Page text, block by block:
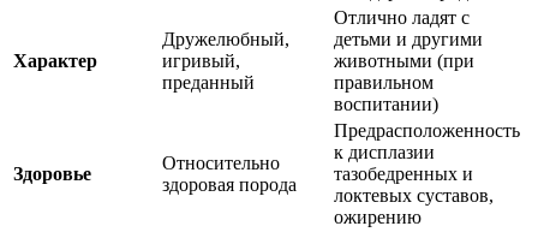
Характер
Дружелюбный,
игривый,
преданный
Отлично ладят с
детьми и другими
животными (при
правильном
воспитании)
Здоровье
Относительно
здоровая порода
Предрасположенность
к дисплазии
тазобедренных и
локтевых суставов,
ожирению